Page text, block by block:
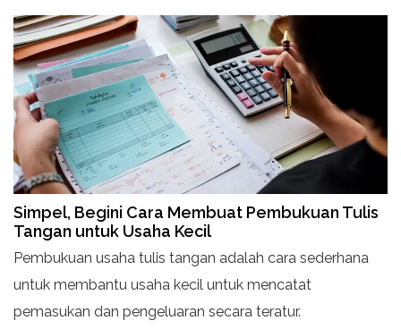
Simpel, Begini Cara Membuat Pembukuan Tulis
Tangan untuk Usaha Kecil
Pembukuan usaha tulis tangan adalah cara sederhana
untuk membantu usaha kecil untuk mencatat
pemasukan dan pengeluaran secara teratur.